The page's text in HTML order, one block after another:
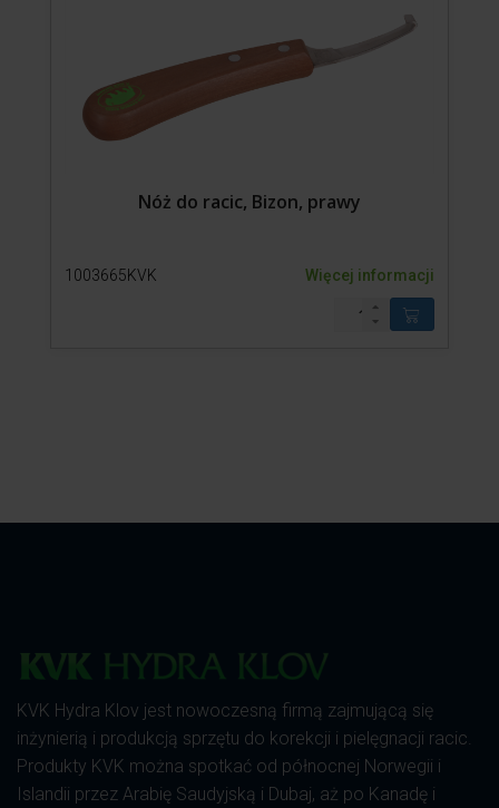
Nóż do racic, Bizon, prawy
1003665KVK Więcej informacji
KVK Hydra Klov jest nowoczesną firmą zajmującą się
inżynierią i produkcją sprzętu do korekcji i pielęgnacji racic.
Produkty KVK można spotkać od północnej Norwegii i
Islandii przez Arabię Saudyjską i Dubaj, aż po Kanadę i